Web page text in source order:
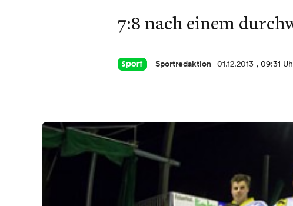
7:8 nach einem
Sport Sportredaktion 01.12.2013 , 09:31